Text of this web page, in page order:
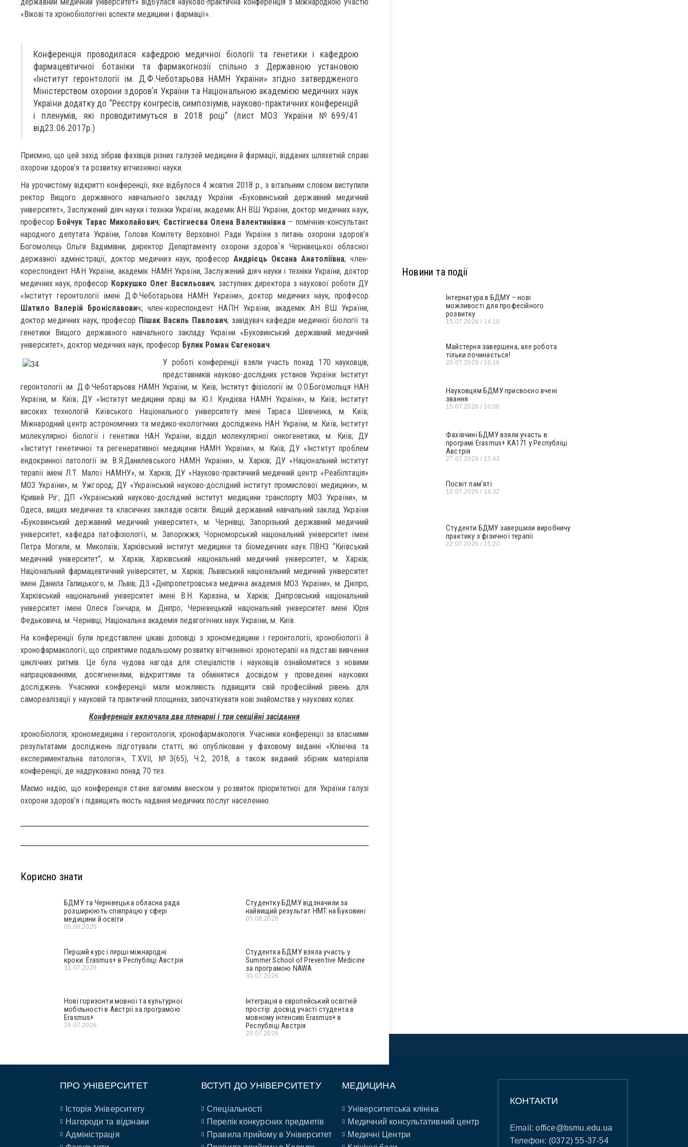
«Вікові та хронобіологічні аспекти медицини і фармації».
Конференція проводилася кафедрою медичної біології та генетики і кафедрою
фармацевтичної ботаніки та фармакогнозії спільно з Державною установою
«Інститут геронтології ім. Д.Ф.Чеботарьова НАМН України» згідно затвердженого
Міністерством охорони здоров’я України та Національною академією медичних наук
України додатку до “Реєстру конгресів, симпозіумів, науково-практичних конференцій
і пленумів, які проводитимуться в 2018 році” (лист МОЗ України №699/41
від23.06.2017р.)
Приємно, що цей захід зібрав фахівців різних галузей медицини й фармації, відданих шляхетній справі
охорони здоров’я та розвитку вітчизняної науки.
На урочистому відкритті конференції, яке відбулося 4 жовтня 2018 р., з вітальним словом виступили
ректор Вищого державного навчального закладу України «Буковинський державний медичний
університет», Заслужений діяч науки і техніки України, академік АН ВШ України, доктор медичних наук,
професор Бойчук Тарас Миколайович; Євстігнеєва Олена Валентинівна – помічник-консультант
народного депутата України, Голови Комітету Верховної Ради України з питань охорони здоров’я
Богомолець Ольги Вадимівни; директор Департаменту охорони здоров`я Чернівецької обласної
державної адміністрації, доктор медичних наук, професор Андрієць Оксана Анатоліївна; член-
кореспондент НАН України, академік НАМН України, Заслужений діяч науки і техніки України, доктор
медичних наук, професор Коркушко Олег Васильович; заступник директора з наукової роботи ДУ
«Інститут геронтології імені Д.Ф.Чеботарьова НАМН України», доктор медичних наук, професор
Шатило Валерій Броніславович; член-кореспондент НАПН України, академік АН ВШ України,
доктор медичних наук, професор Пішак Василь Павлович; завідувач кафедри медичної біології та
генетики Вищого державного навчального закладу України «Буковинський державний медичний
університет», доктор медичних наук, професор Булик Роман Євгенович.
У роботі конференції взяли участь понад 170 науковців,
представників науково-дослідних установ України: Інститут
геронтології ім. Д.Ф.Чеботарьова НАМН України, м. Київ; Інститут фізіології ім. О.О.Богомольця НАН
України, м. Київ; ДУ «Інститут медицини праці ім. Ю.І. Кундієва НАМН України», м. Київ; Інститут
високих технологій Київського Національного університету імені Тараса Шевченка, м. Київ;
Міжнародний центр астрономічних та медико-екологічних досліджень НАН України, м. Київ; Інститут
молекулярної біології і генетики НАН України, відділ молекулярної онкогенетики, м. Київ; ДУ
«Інститут генетичної та регенеративної медицини НАМН України», м. Київ; ДУ «Інститут проблем
ендокринної патології ім. В.Я.Данилевського НАМН України», м. Харків; ДУ «Національний інститут
терапії імені Л.Т. Малої НАМНУ», м. Харків; ДУ «Науково-практичний медичний центр «Реабілітація»
МОЗ України», м. Ужгород; ДУ «Український науково-дослідний інститут промислової медицини», м.
Кривий Ріг; ДП «Український науково-дослідний інститут медицини транспорту МОЗ України», м.
Одеса, вищих медичних та класичних закладів освіти: Вищий державний навчальний заклад України
«Буковинський державний медичний університет», м. Чернівці; Запорізький державний медичний
університет, кафедра патофізіології, м. Запоріжжя; Чорноморський національний університет імені
Петра Могили, м. Миколаїв; Харківський інститут медицини та біомедичних наук ПВНЗ “Київський
медичний університет”, м. Харків; Харківський національний медичний університет, м. Харків;
Національний фармацевтичний університет, м. Харків; Львівський національний медичний університет
імені Данила Галицького, м. Львів; ДЗ «Дніпропетровська медична академія МОЗ України», м. Дніпро;
Харківський національний університет імені В.Н. Каразіна, м. Харків; Дніпровський національний
університет імені Олеся Гончара, м. Дніпро; Чернівецький національний університет імені Юрія
Федьковича, м. Чернівці; Національна академія педагогічних наук України, м. Київ.
На конференції були представлені цікаві доповіді з хрономедицини і геронтології, хронобіології й
хронофармакології, що сприятиме подальшому розвитку вітчизняної хронотерапії на підставі вивчення
циклічних ритмів. Це була чудова нагода для спеціалістів і науковців ознайомитися з новими
напрацюваннями, досягненнями, відкриттями та обмінятися досвідом у проведенні наукових
досліджень. Учасники конференції мали можливість підвищити свій професійний рівень для
самореалізації у науковій та практичній площинах, започаткувати нові знайомства у наукових колах.
Конференція включала два пленарні і три секційні засідання
хронобіологія, хрономедицина і геронтологія, хронофармакологія. Учасники конференції за власними
результатами досліджень підготували статті, які опубліковані у фаховому виданні «Клінічна та
експериментальна патологія», Т.XVII, №3(65), Ч.2, 2018, а також виданий збірник матеріалів
конференції, де надруковано понад 70 тез.
Маємо надію, що конференція стане вагомим внеском у розвиток пріоритетної для України галузі
охорони здоров’я і підвищить якість надання медичних послуг населенню.
Корисно знати
БДМУ та Чернівецька обласна рада
розширюють співпрацю у сфері
медицини й освіти
05.08.2026
Студентку БДМУ відзначили за
найвищий результат НМТ на Буковині
05.08.2026
Перший курс і перші міжнародні
кроки: Erasmus+ в Республіці Австрія
31.07.2026
Студентка БДМУ взяла участь у
Summer School of Preventive Medicine
за програмою NAWA
30.07.2026
Нові горизонти мовної та культурної
мобільності в Австрії за програмою
Erasmus+
29.07.2026
Інтеграція в європейський освітній
простір: досвід участі студента в
мовному інтенсиві Erasmus+ в
Республіці Австрія
29.07.2026
Новини та події
Інтернатура в БДМУ – нові
можливості для професійного
розвитку
15.07.2026 14:10
Майстерня завершена, але робота
тільки починається!
20.07.2026 16:16
Науковцям БДМУ присвоєно вчені
звання
15.07.2026 16:06
Фахівчині БДМУ взяли участь в
програмі Erasmus+ KA171 у Республіці
Австрія
27.07.2026 15:43
Посвіт пам’яті
10.07.2026 14:32
Студенти БДМУ завершили виробничу
практику з фізичної терапії
22.07.2026 15:20
ПРО УНІВЕРСИТЕТ
Історія Університету
Нагороди та відзнаки
Адміністрація
ВСТУП ДО УНІВЕРСИТЕТУ
Спеціальності
Перелік конкурсних предметів
Правила прийому в Університет
МЕДИЦИНА
Університетська клініка
Медичний консультативний центр
Медичні Центри
КОНТАКТИ
Email:office@bsmu.edu.ua
Телефон: (0372) 55-37-54